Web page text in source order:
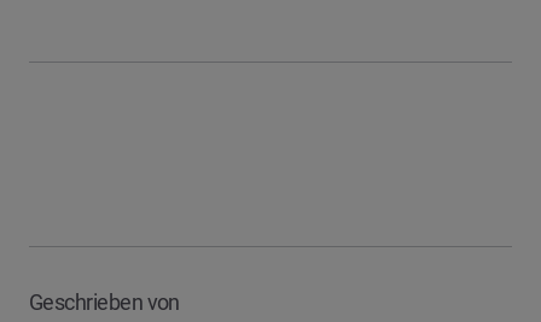
Geschrieben von